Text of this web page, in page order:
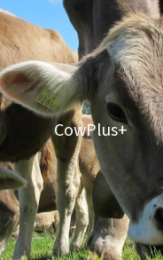
CowPlus+